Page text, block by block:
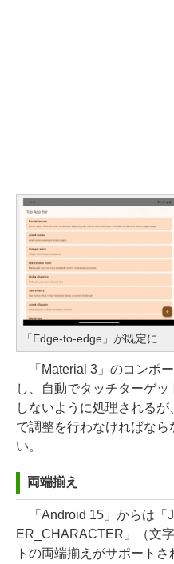
「Edge-to-edge」が既定に
「Material 3」のコンポ
し、自動でタッチターゲ
しないように処理される
で調整を行わなければな
い。
両端揃え
「Android 15」からは「
ER_CHARACTER」（文
トの両端揃えがサポート